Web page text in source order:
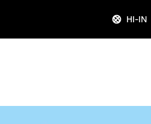
HI-IN